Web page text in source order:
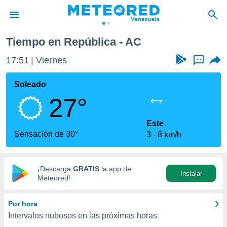
de
ha
calidad.
a este
las
y
digital
basada
Tiempo en República - AC
17:51 Viernes ...
Soleado
27°
Sensación de 30°
Este
3
8 km/h
¡Descarga GRATIS la app de
Meteored!
Instalar
Por hora
Intervalos nubosos en las próximas horas